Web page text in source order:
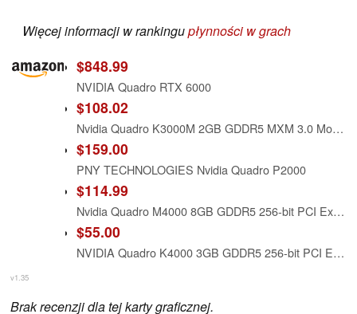
Więcej informacji w rankingupłynności w grach
$848.99
NVIDIA Quadro RTX 6000
$108.02
Nvidia Quadro K3000M 2GB GDDR5 MXM 3.0 Mobile GPU Laptop Video Card N14E-Q1-A2
$159.00
PNY TECHNOLOGIES Nvidia Quadro P2000
$114.99
Nvidia Quadro M4000 8GB GDDR5 256-bit PCI Express 3.0 x16 Full Height Video Card (Renewed)
$55.00
NVIDIA Quadro K4000 3GB GDDR5 256-bit PCI Express 2.0 x16 Full Height Video Card (Renewed)
v1.35
Brak recenzji dla tej karty graficznej.